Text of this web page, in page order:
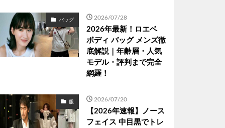
バッグ 2026/07/28
2026年最新！ロエベ
ボディ バッグ メンズ徹
底解説｜年齢層・人気
モデル・評判まで完全
網羅！
服 2026/07/20
【2026年速報】ノース
フェイス 中目黒でトレ